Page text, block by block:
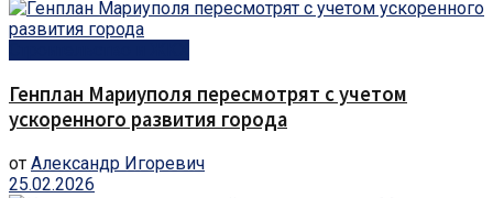
Генплан Мариуполя пересмотрят с учетом
ускоренного развития города
от Александр Игоревич
25.02.2026